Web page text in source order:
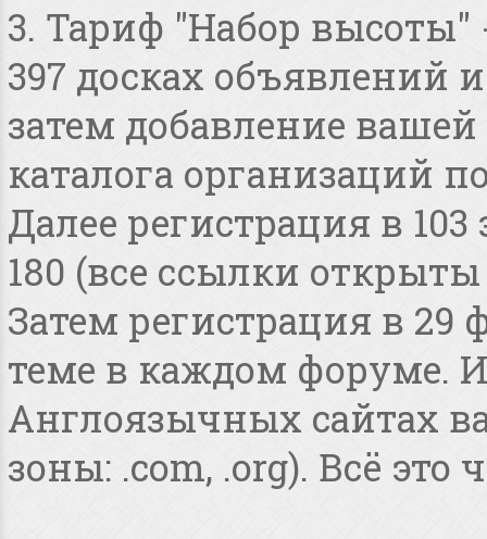
3. Тариф "Набор
397 досках объявлений
затем добавление
каталога организаций
Далее регистрация в
180 (все ссылки
Затем регистрация в 29
теме в каждом форуме.
Англоязычных сайтах
зоны: .com, .org). Всё это